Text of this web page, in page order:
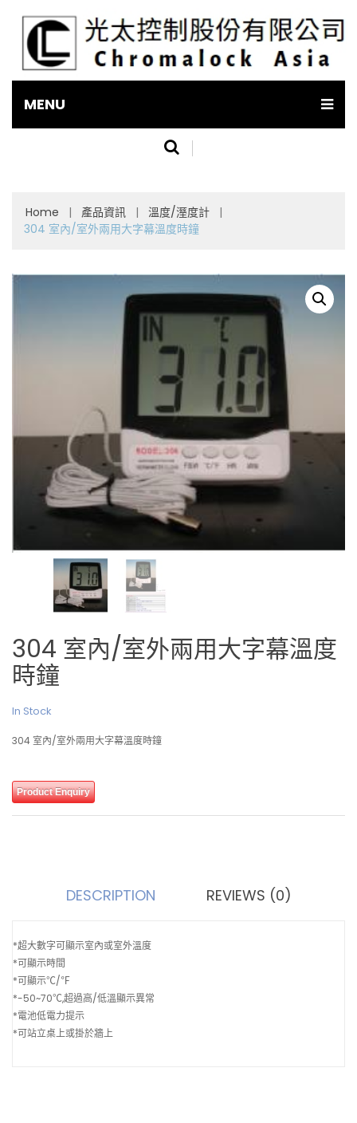
MENU
Home | 產品資訊 | 溫度/溼度計
|
304 室內/室外兩用大字幕溫度時鐘
304 室內/室外兩用大字幕溫度
時鐘
In Stock
304 室內/室外兩用大字幕溫度時鐘
Product Enquiry
DESCRIPTION REVIEWS (0)
*超大數字可顯示室內或室外溫度
*可顯示時間
*可顯示℃/℉
*-50~70℃,超過高/低溫顯示異常
*電池低電力提示
*可站立桌上或掛於牆上